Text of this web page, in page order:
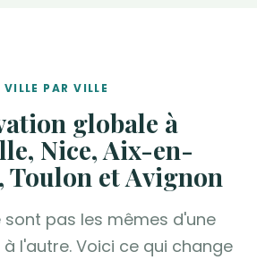
VILLE PAR VILLE
globale à
Nice, Aix-en-
Toulon et Avignon
sont pas les mêmes d'une
l'autre. Voici ce qui change